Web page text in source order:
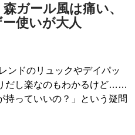
ガール風は痛い、
使いが大人
ンドのリュックやデイパッ
だし楽なのもわかるけど……
持っていいの？」という疑問